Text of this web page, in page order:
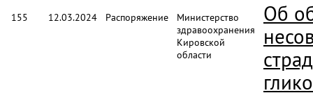
155 12.03.2024 Распоряжение
Министерство
здравоохранения
Кировской
области
Об